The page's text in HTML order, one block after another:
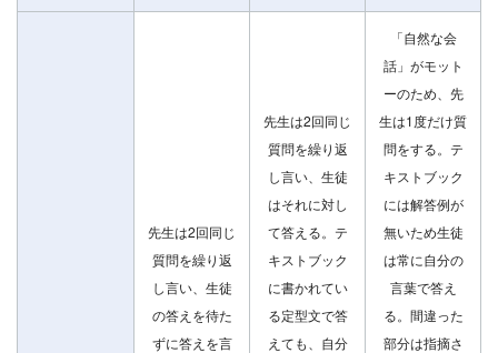
先生は2回同じ
質問を繰り返
し言い、生徒
の答えを待た
ずに答えを言
先生は2回同じ
質問を繰り返
し言い、生徒
はそれに対し
て答える。テ
キストブック
に書かれてい
る定型文で答
えても、自分
「自然な会
話」がモット
ーのため、先
生は1度だけ質
問をする。テ
キストブック
には解答例が
無いため生徒
は常に自分の
言葉で答え
る。間違った
部分は指摘さ